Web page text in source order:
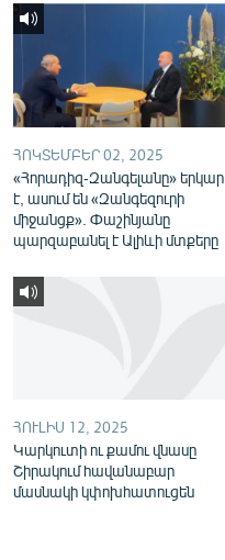
ՀՈԿՏԵՄԲԵՐ 02, 2025
«Հորադիզ-Զանգելանը» երկար
է, ասում են «Զանգեզուրի
միջանցք». Փաշինյանը
պարզաբանել է Ալիևի մտքերը
ՀՈՒԼԻՍ 12, 2025
Կարկուտի ու քամու վնասը
Շիրակում հավանաբար
մասնակի կփոխհատուցեն